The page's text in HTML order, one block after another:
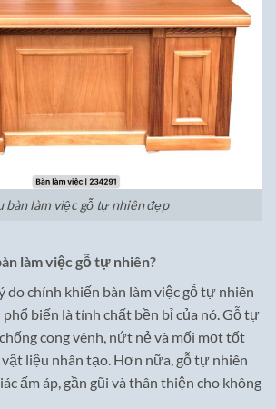
bàn làm việc gỗ tự nhiên đẹp
làm việc gỗ tự nhiên?
chính khiến bàn làm việc gỗ tự nhiên
biến là tính chất bền bỉ của nó. Gỗ tự
cong vênh, nứt nẻ và mối mọt tốt
liệu nhân tạo. Hơn nữa, gỗ tự nhiên
ấm áp, gần gũi và thân thiện cho không